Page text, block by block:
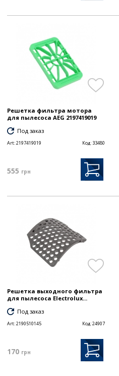
Решетка фильтра мотора
для пылесоса AEG 2197419019
Под заказ
Art:2197419019 Код: 33480
555 грн
Решетка выходного фильтра
для пылесоса Electrolux...
Под заказ
Art:2190510145 Код:24907
170 грн